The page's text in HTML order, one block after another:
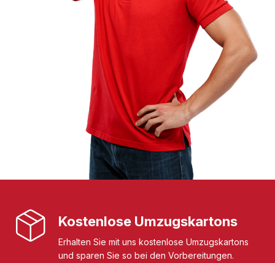
Kostenlose Umzugskartons
Erhalten Sie mit uns kostenlose Umzugskartons
und sparen Sie so bei den Vorbereitungen.